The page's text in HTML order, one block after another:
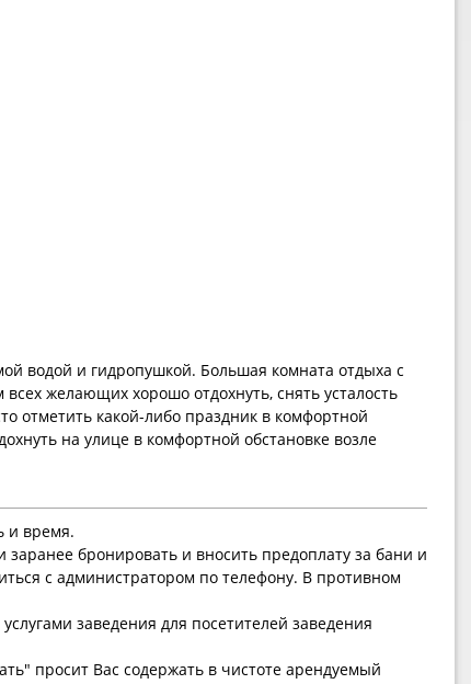
водой и гидропушкой. Большая комната отдыха с
желающих хорошо отдохнуть, снять усталость
отметить какой-либо праздник в комфортной
на улице в комфортной обстановке возле
и время.
бронировать и вносить предоплату за бани и
с администратором по телефону. В противном
заведения для посетителей заведения
просит Вас содержать в чистоте арендуемый